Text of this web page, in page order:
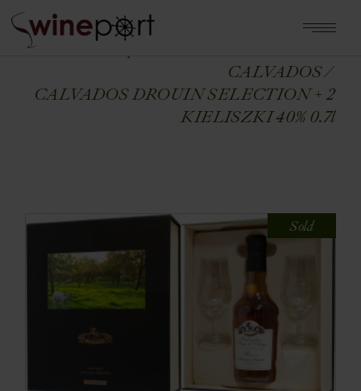
CALVADOS
CALVADOS DROUIN SELECTION + 2
KIELISZKI 40% 0.7l
Sold